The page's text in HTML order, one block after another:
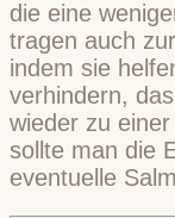
die eine
tragen auch
indem sie
verhindern,
wieder zu
sollte man die
eventuelle